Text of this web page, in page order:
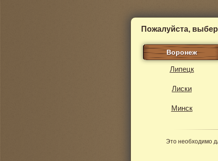
Пожалуйста,
Воронеж
Липецк
Лиски
Минск
Это необходимо